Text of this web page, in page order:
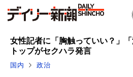
女性記者に「胸触っていい？」
トップがセクハラ発言
国内 政治